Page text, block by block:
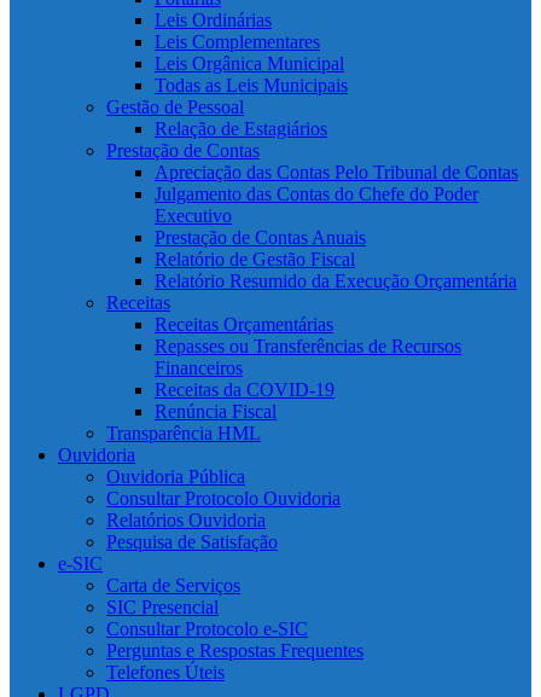
Leis Ordinárias
Leis Complementares
Leis Orgânica Municipal
Todas as Leis Municipais
Gestão de Pessoal
Relação de Estagiários
Prestação de Contas
Apreciação das Contas Pelo Tribunal de Contas
Julgamento das Contas do Chefe do Poder
Executivo
Prestação de Contas Anuais
Relatório de Gestão Fiscal
Relatório Resumido da Execução Orçamentária
Receitas
Receitas Orçamentárias
Repasses ou Transferências de Recursos
Financeiros
Receitas da COVID-19
Renúncia Fiscal
Transparência HML
Ouvidoria
Ouvidoria Pública
Consultar Protocolo Ouvidoria
Relatórios Ouvidoria
Pesquisa de Satisfação
e-SIC
Carta de Serviços
SIC Presencial
Consultar Protocolo e-SIC
Perguntas e Respostas Frequentes
Telefones Úteis